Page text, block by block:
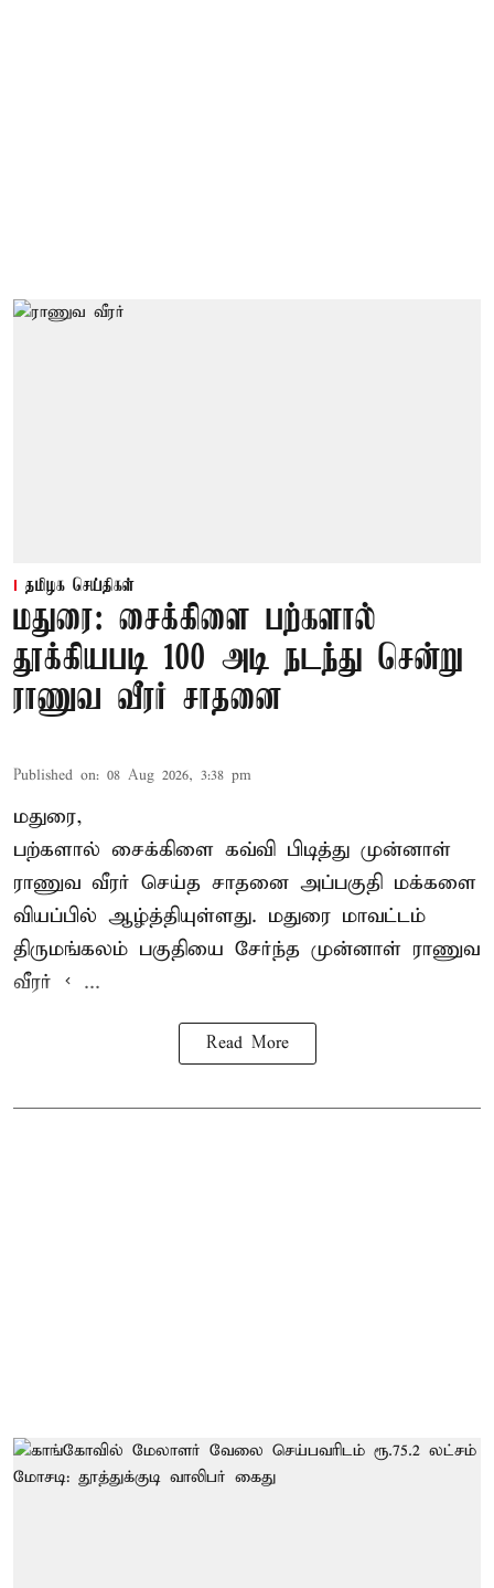
தமிழக செய்திகள்
மதுரை: சைக்கிளை பற்களால்
தூக்கியபடி 100 அடி நடந்து சென்று
ராணுவ வீரர் சாதனை
Published on: 08 Aug 2026, 3:38 pm
மதுரை,
பற்களால் சைக்கிளை கவ்வி பிடித்து முன்னாள்
ராணுவ வீரர் செய்த சாதனை அப்பகுதி மக்களை
வியப்பில் ஆழ்த்தியுள்ளது. மதுரை மாவட்டம்
திருமங்கலம் பகுதியை சேர்ந்த முன்னாள் ராணுவ
வீரர் < ...
Read More